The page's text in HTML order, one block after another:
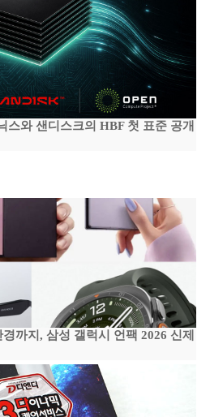
스와 샌디스크의 HBF 첫 표준 공개
까지, 삼성 갤럭시 언팩 2026 신제